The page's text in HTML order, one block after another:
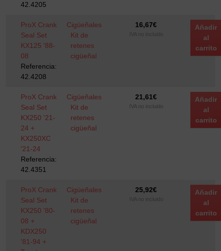
42.4205
ProX Crank
Seal Set
KX125 '88-
08
Referencia:
42.4208
Cigüeñales
Kit de
retenes
cigüeñal
16,67€
IVA no incluido
Añadir
al
carrito
ProX Crank
Seal Set
KX250 '21-
24 +
KX250XC
'21-24
Referencia:
42.4351
Cigüeñales
Kit de
retenes
cigüeñal
21,61€
IVA no incluido
Añadir
al
carrito
ProX Crank
Seal Set
KX250 '80-
08 +
KDX250
'81-94 +
Cigüeñales
Kit de
retenes
cigüeñal
25,92€
IVA no incluido
Añadir
al
carrito